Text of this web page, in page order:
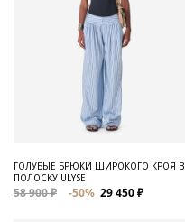
ГОЛУБЫЕ БРЮКИ ШИРОКОГО КРОЯ В
ПОЛОСКУ ULYSE
58 900 ₽ -50% 29 450 ₽